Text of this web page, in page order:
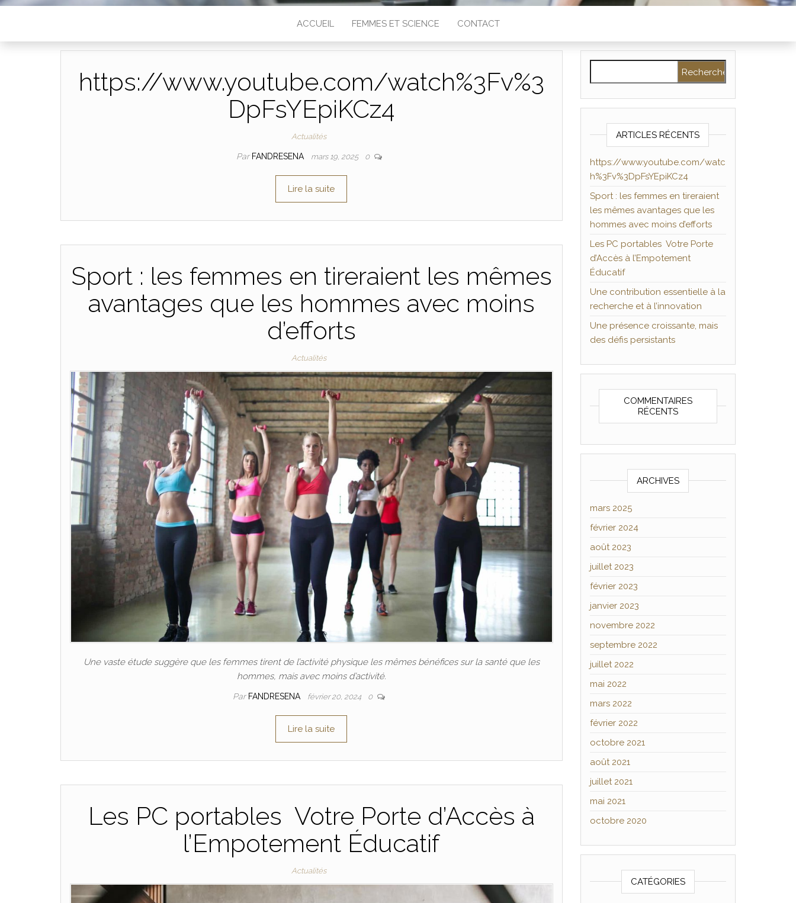
ACCUEIL FEMMES ET SCIENCE CONTACT
https://www.youtube.com/watch%3Fv%3
DpFsYEpiKCz4
Actualités
Par FANDRESENA mars 19, 2025 0
Lire la suite
Sport : les femmes en tireraient les mêmes
avantages que les hommes avec moins
d’efforts
Actualités
Une vaste étude suggère que les femmes tirent de l’activité physique les mêmes bénéfices sur la santé que les
hommes, mais avec moins d’activité.
Par FANDRESENA février 20, 2024 0
Lire la suite
Les PC portables Votre Porte d’Accès à
l’Empotement Éducatif
Actualités
ARTICLES RÉCENTS
https://www.youtube.com/watc
h%3Fv%3DpFsYEpiKCz4
Sport : les femmes en tireraient
les mêmes avantages que les
hommes avec moins d’efforts
Les PC portables Votre Porte
d’Accès à l’Empotement
Éducatif
Une contribution essentielle à la
recherche et à l’innovation
Une présence croissante, mais
des défis persistants
COMMENTAIRES
RÉCENTS
ARCHIVES
mars 2025
février 2024
août 2023
juillet 2023
février 2023
janvier 2023
novembre 2022
septembre 2022
juillet 2022
mai 2022
mars 2022
février 2022
octobre 2021
août 2021
juillet 2021
mai 2021
octobre 2020
CATÉGORIES